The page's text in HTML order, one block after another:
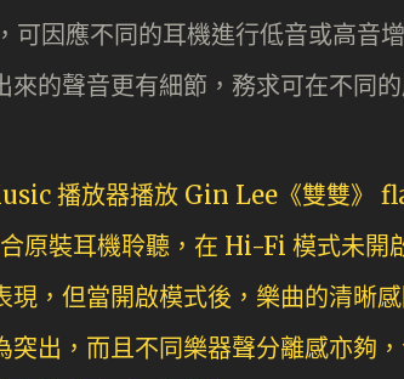
可因應不同的耳機進行低音或高音
的聲音更有細節，務求可在不同